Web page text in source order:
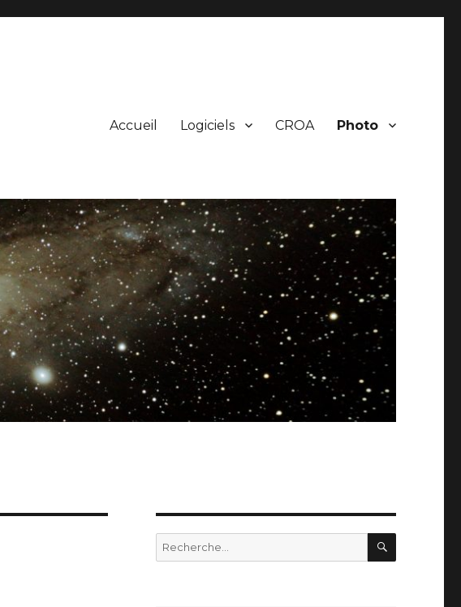
Accueil Logiciels CROA Photo
Recherche
pour